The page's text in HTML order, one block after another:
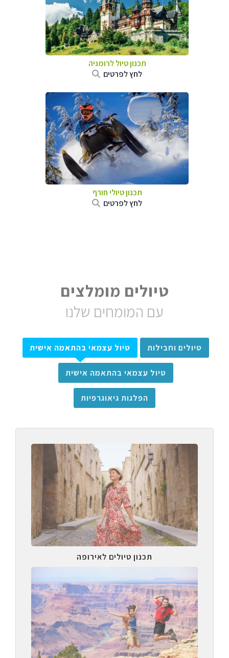
תכנון טיול לרומניה
לחץ לפרטים
תכנון טיולי חורף
לחץ לפרטים
טיולים מומלצים
עם המומחים שלנו
טיולים וחבילות טיול עצמאי בהתאמה אישית
טיול עצמאי בהתאמה אישית
הפלגות גיאוגרפיות
תכנון טיולים לאירופה